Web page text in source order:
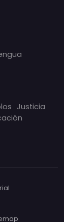
Justicia